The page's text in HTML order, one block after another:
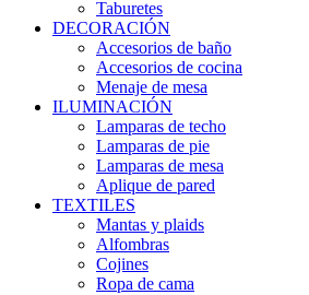
Taburetes
DECORACIÓN
Accesorios de baño
Accesorios de cocina
Menaje de mesa
ILUMINACIÓN
Lamparas de techo
Lamparas de pie
Lamparas de mesa
Aplique de pared
TEXTILES
Mantas y plaids
Alfombras
Cojines
Ropa de cama